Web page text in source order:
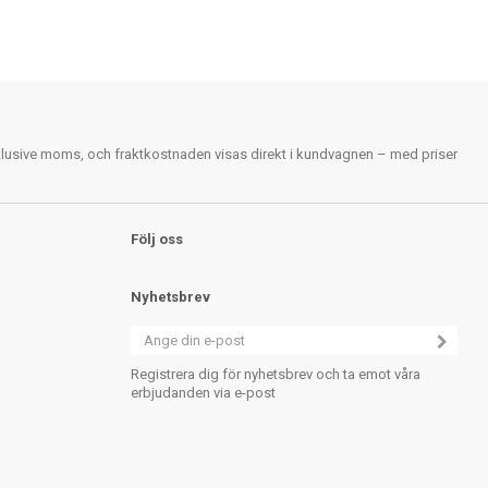
moms, och fraktkostnaden visas direkt i kundvagnen – med priser
Följ oss
Nyhetsbrev
Registrera dig för nyhetsbrev och ta emot våra
erbjudanden via e-post